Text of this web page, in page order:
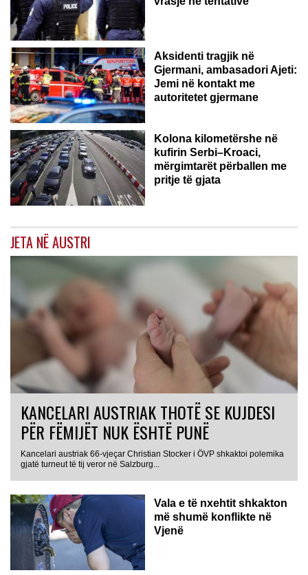
GJERMANI
Aksidenti tragjik në
Gjermani, ambasadori Ajeti:
Jemi në kontakt me
autoritetet gjermane
Kolona kilometërshe në
kufirin Serbi–Kroaci,
mërgimtarët përballen me
pritje të gjata
JETA NË AUSTRI
KANCELARI AUSTRIAK THOTË SE KUJDESI
PËR FËMIJËT NUK ËSHTË PUNË
Kancelari austriak 66-vjeçar Christian Stocker i ÖVP shkaktoi polemika
gjatë turneut të tij veror në Salzburg...
Vala e të nxehtit shkakton
më shumë konflikte në
Vjenë